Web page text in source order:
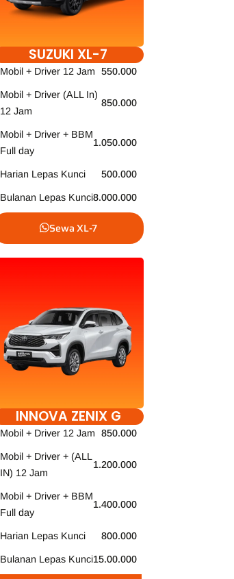
SUZUKI XL-7
Mobil + Driver 12 Jam 550.000
Mobil + Driver (ALL In)
12 Jam
850.000
Mobil + Driver + BBM
Full day
1.050.000
Harian Lepas Kunci 500.000
Bulanan Lepas Kunci8.000.000
Sewa XL-7
INNOVA ZENIX G
Mobil + Driver 12 Jam 850.000
Mobil + Driver + (ALL
IN) 12 Jam
1.200.000
Mobil + Driver + BBM
Full day
1.400.000
Harian Lepas Kunci 800.000
Bulanan Lepas Kunci15.00.000